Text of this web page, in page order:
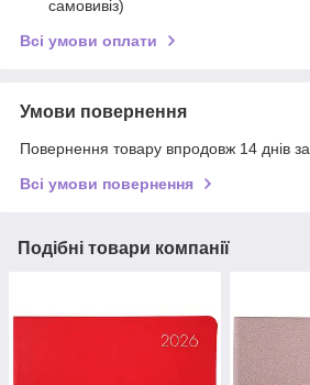
самовивіз)
Всі умови оплати
Умови повернення
Повернення товару впродовж 14 днів
Всі умови повернення
Подібні товари компанії